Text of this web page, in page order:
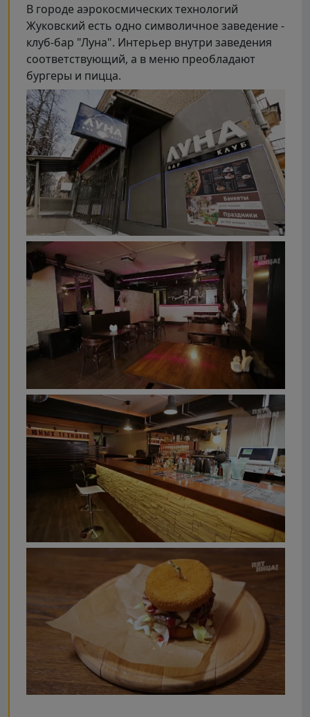
В городе аэрокосмических технологий
Жуковский есть одно символичное заведение -
клуб-бар "Луна". Интерьер внутри заведения
соответствующий, а в меню преобладают
бургеры и пицца.